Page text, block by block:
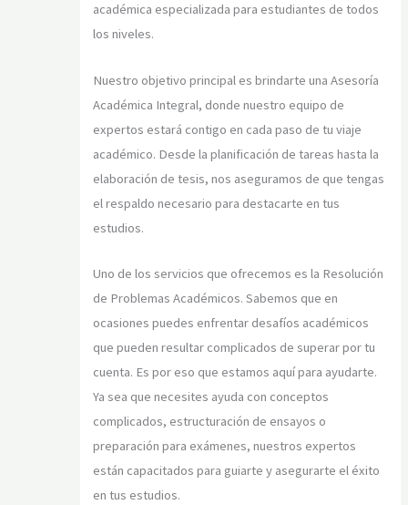
académica especializada para estudiantes de todos
los niveles.
Nuestro objetivo principal es brindarte una Asesoría
Académica Integral, donde nuestro equipo de
expertos estará contigo en cada paso de tu viaje
académico. Desde la planificación de tareas hasta la
elaboración de tesis, nos aseguramos de que tengas
el respaldo necesario para destacarte en tus
estudios.
Uno de los servicios que ofrecemos es la Resolución
de Problemas Académicos. Sabemos que en
ocasiones puedes enfrentar desafíos académicos
que pueden resultar complicados de superar por tu
cuenta. Es por eso que estamos aquí para ayudarte.
Ya sea que necesites ayuda con conceptos
complicados, estructuración de ensayos o
preparación para exámenes, nuestros expertos
están capacitados para guiarte y asegurarte el éxito
en tus estudios.